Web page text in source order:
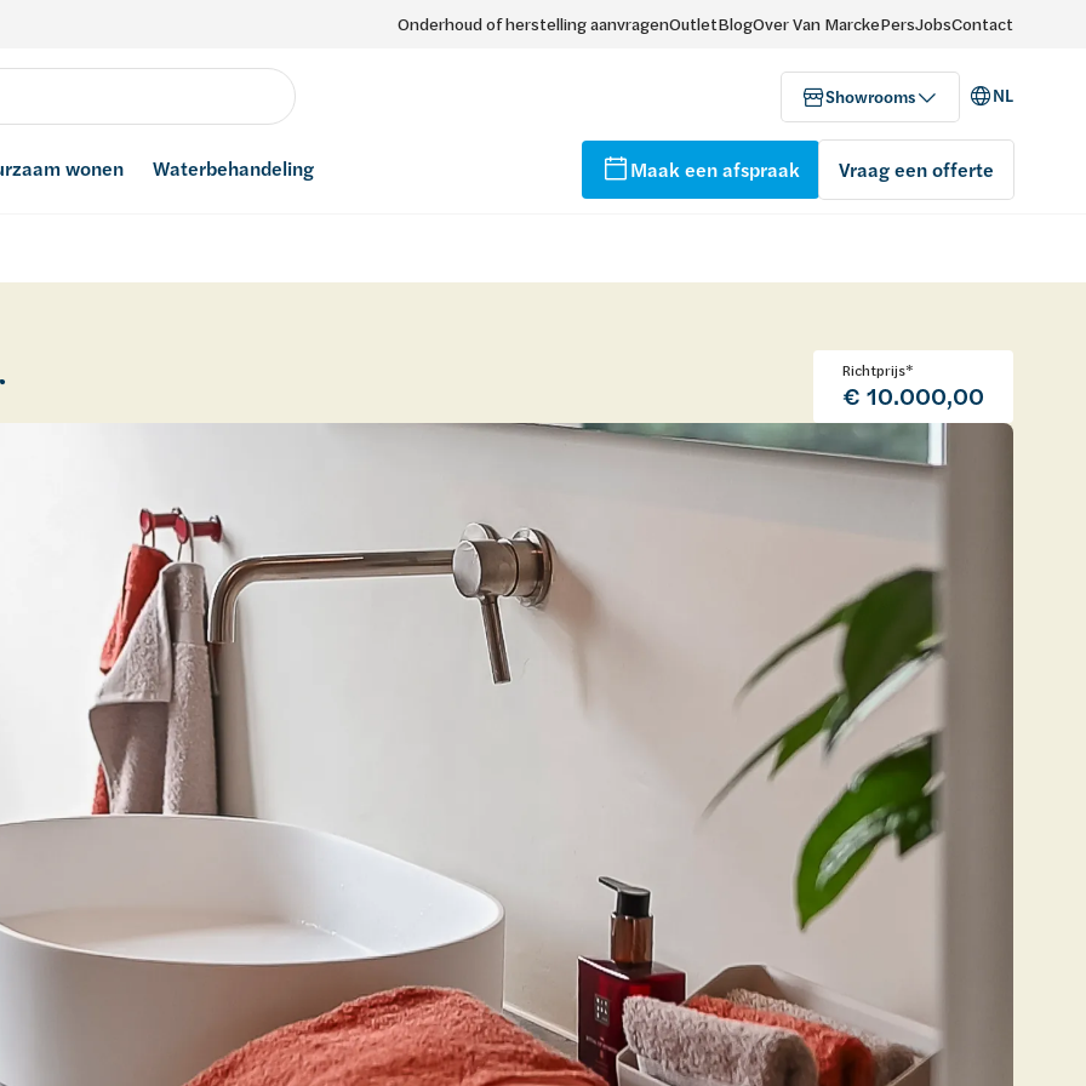
Onderhoud of herstelling aanvragenOutletBlogOver Van MarckePersJobsContact
Showrooms NL
wonen Waterbehandeling Maak een afspraak Vraag een offerte
Richtprijs*
€ 10.000,00